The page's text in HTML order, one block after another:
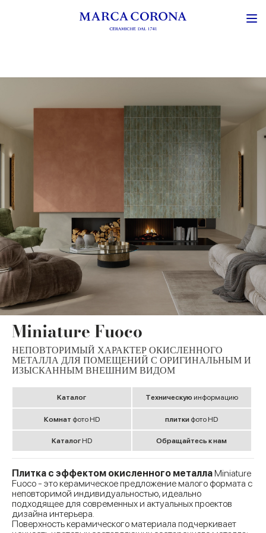
Miniature Fuoco
НЕПОВТОРИМЫЙ ХАРАКТЕР ОКИСЛЕННОГО
МЕТАЛЛА ДЛЯ ПОМЕЩЕНИЙ С ОРИГИНАЛЬНЫМ И
ИЗЫСКАННЫМ ВНЕШНИМ ВИДОМ
Kаталог Tехническую информацию
Комнат фото HD плитки фото HD
Kаталог HD Обращайтесь к нам
Плитка с эффектом окисленного металлаMiniature
Fuoco - это керамическое предложение малого формата с
неповторимой индивидуальностью, идеально
подходящее для современных и актуальных проектов
дизайна интерьера.
Поверхность керамического материала подчеркивает